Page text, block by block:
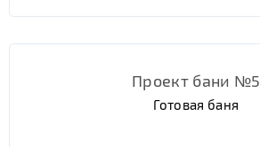
Проект бани №5
Готовая баня